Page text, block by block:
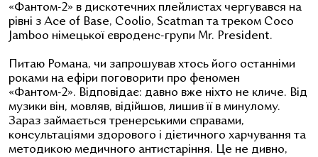
«Фантом-2» в дискотечних плейлистах чергувався на
рівні з Ace of Base, Coolio, Scatman та треком Coco
Jamboo німецької євроденс-групи Mr. President.
Питаю Романа, чи запрошував хтось його останніми
роками на ефіри поговорити про феномен
«Фантом-2». Відповідає: давно вже ніхто не кличе. Від
музики він, мовляв, відійшов, лишив її в минулому.
Зараз займається тренерськими справами,
консультаціями здорового і дієтичного харчування та
методикою медичного антистаріння. Це не дивно,